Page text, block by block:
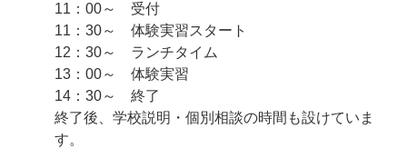
11：00～ 受付
11：30～ 体験実習スタート
12：30～ ランチタイム
13：00～ 体験実習
14：30～ 終了
終了後、学校説明・個別相談の時間も設けていま
す。